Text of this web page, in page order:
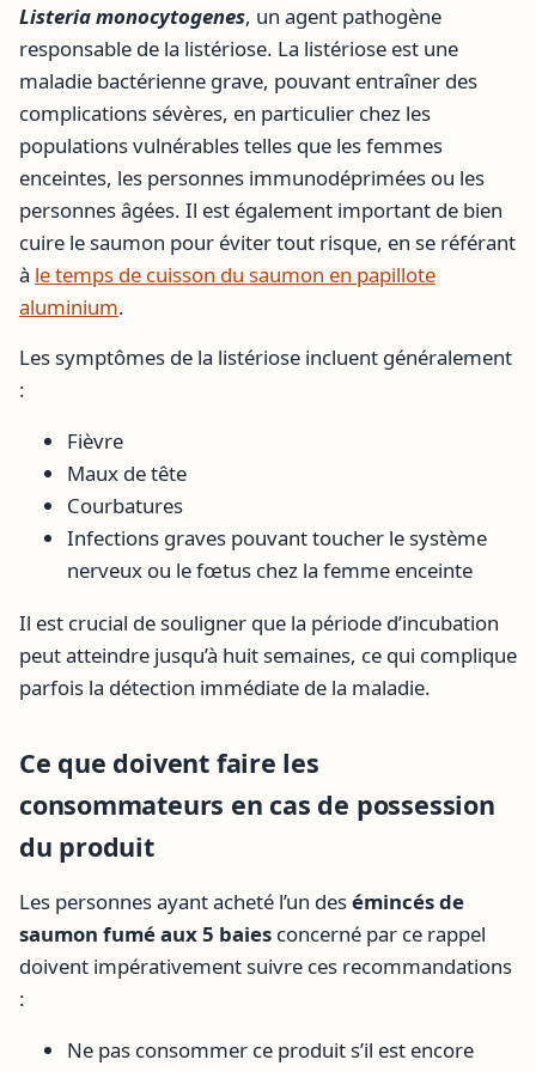
Listeria monocytogenes, un agent pathogène
responsable de la listériose. La listériose est une
maladie bactérienne grave, pouvant entraîner des
complications sévères, en particulier chez les
populations vulnérables telles que les femmes
enceintes, les personnes immunodéprimées ou les
personnes âgées. Il est également important de bien
cuire le saumon pour éviter tout risque, en se référant
à le temps de cuisson du saumon en papillote
aluminium.
Les symptômes de la listériose incluent généralement
:
Fièvre
Maux de tête
Courbatures
Infections graves pouvant toucher le système
nerveux ou le fœtus chez la femme enceinte
Il est crucial de souligner que la période d’incubation
peut atteindre jusqu’à huit semaines, ce qui complique
parfois la détection immédiate de la maladie.
Ce que doivent faire les
consommateurs en cas de possession
du produit
Les personnes ayant acheté l’un desémincés de
saumon fumé aux 5 baies concerné par ce rappel
doivent impérativement suivre ces recommandations
:
Ne pas consommer ce produit s’il est encore